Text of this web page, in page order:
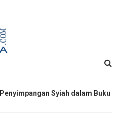
Penyimpangan Syiah dalam Buku